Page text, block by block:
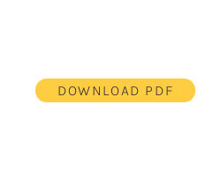
DOWNLOAD PDF